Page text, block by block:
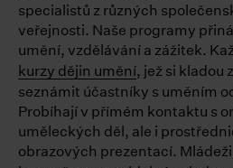
specialistů z různých
veřejnosti. Naše programy
umění, vzdělávání a zážitek.
kurzy dějin umění, jež si kladou
seznámit účastníky s uměním
Probíhají v přímém kontaktu s
uměleckých děl, ale i
obrazových prezentací.